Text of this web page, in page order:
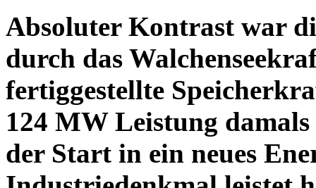
Absoluter Kontrast war
durch das
fertiggestellte
124 MW Leistung
der Start in ein neues